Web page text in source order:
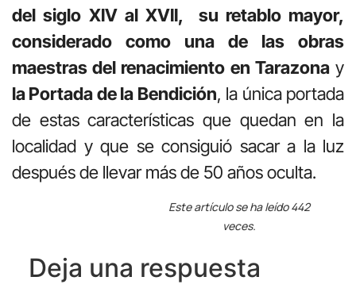
del siglo XIV al XVII, su retablo mayor,
considerado como una de las obras
maestras del renacimiento en Tarazonay
la Portada de la Bendición, la única portada
de estas características que quedan en la
localidad y que se consiguió sacar a la luz
después de llevar más de 50 años oculta.
Este artículo se ha leído 442
veces.
Deja una respuesta